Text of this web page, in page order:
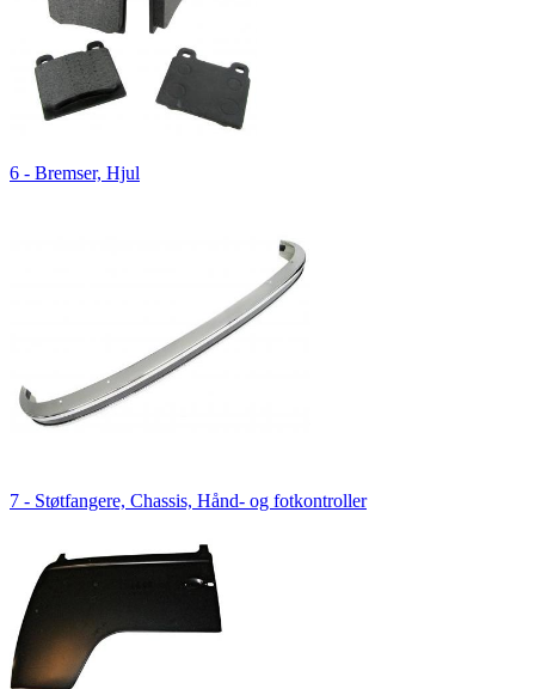
6 - Bremser, Hjul
7 - Støtfangere, Chassis, Hånd- og fotkontroller